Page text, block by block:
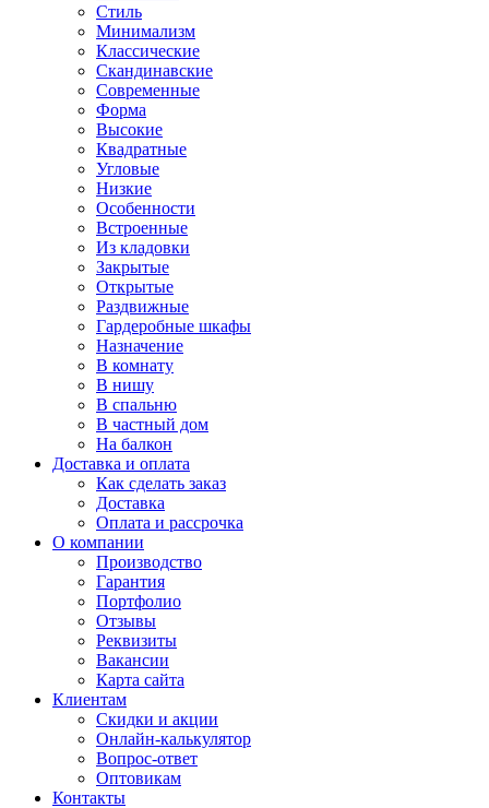
Стиль
Минимализм
Классические
Скандинавские
Современные
Форма
Высокие
Квадратные
Угловые
Низкие
Особенности
Встроенные
Из кладовки
Закрытые
Открытые
Раздвижные
Гардеробные шкафы
Назначение
В комнату
В нишу
В спальню
В частный дом
На балкон
Доставка и оплата
Как сделать заказ
Доставка
Оплата и рассрочка
О компании
Производство
Гарантия
Портфолио
Отзывы
Реквизиты
Вакансии
Карта сайта
Клиентам
Скидки и акции
Онлайн-калькулятор
Вопрос-ответ
Оптовикам
Контакты